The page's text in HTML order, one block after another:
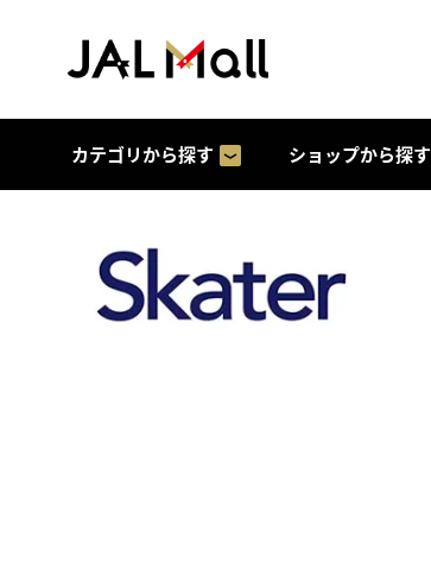
カテゴリから探す ショップから探す